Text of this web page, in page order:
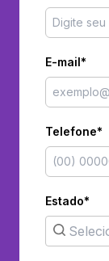
E-mail*
Telefone*
Estado*